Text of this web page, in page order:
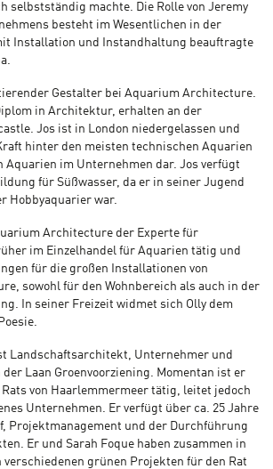
selbstständig machte. Die Rolle von Jeremy
besteht im Wesentlichen in der
Installation und Instandhaltung beauftragte
Gestalter bei Aquarium Architecture.
in Architektur, erhalten an der
Jos ist in London niedergelassen und
hinter den meisten technischen Aquarien
Aquarien im Unternehmen dar. Jos verfügt
für Süßwasser, da er in seiner Jugend
Hobbyaquarier war.
Architecture der Experte für
im Einzelhandel für Aquarien tätig und
für die großen Installationen von
sowohl für den Wohnbereich als auch in der
In seiner Freizeit widmet sich Olly dem
Landschaftsarchitekt, Unternehmer und
der Laan Groenvoorziening. Momentan ist er
von Haarlemmermeer tätig, leitet jedoch
Unternehmen. Er verfügt über ca. 25 Jahre
Projektmanagement und der Durchführung
Er und Sarah Foque haben zusammen in
verschiedenen grünen Projekten für den Rat